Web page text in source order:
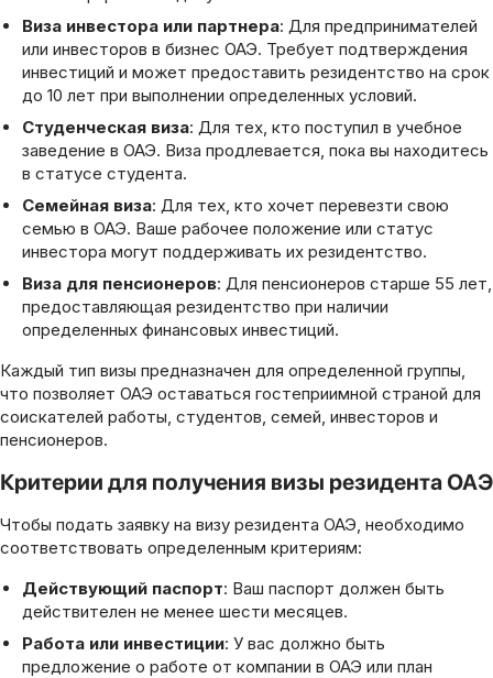
Виза инвестора или партнера: Для предпринимателей
или инвесторов в бизнес ОАЭ. Требует подтверждения
инвестиций и может предоставить резидентство на срок
до 10 лет при выполнении определенных условий.
Студенческая виза: Для тех, кто поступил в учебное
заведение в ОАЭ. Виза продлевается, пока вы находитесь
в статусе студента.
Семейная виза: Для тех, кто хочет перевезти свою
семью в ОАЭ. Ваше рабочее положение или статус
инвестора могут поддерживать их резидентство.
Виза для пенсионеров: Для пенсионеров старше 55 лет,
предоставляющая резидентство при наличии
определенных финансовых инвестиций.
Каждый тип визы предназначен для определенной группы,
что позволяет ОАЭ оставаться гостеприимной страной для
соискателей работы, студентов, семей, инвесторов и
пенсионеров.
Критерии для получения визы резидента ОАЭ
Чтобы подать заявку на визу резидента ОАЭ, необходимо
соответствовать определенным критериям:
Действующий паспорт: Ваш паспорт должен быть
действителен не менее шести месяцев.
Работа или инвестиции: У вас должно быть
предложение о работе от компании в ОАЭ или план